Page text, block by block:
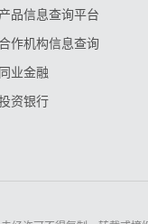
产品信息查询平台
作机构信息查询
同业金融
资银行